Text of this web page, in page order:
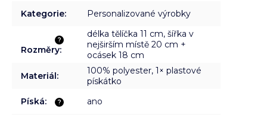
Kategorie: Personalizované výrobky
?
Rozměry:
délka tělíčka 11 cm, šířka v
nejširším místě 20 cm +
ocásek 18 cm
Materiál:
100% polyester, 1× plastové
pískátko
?
Píská: ano